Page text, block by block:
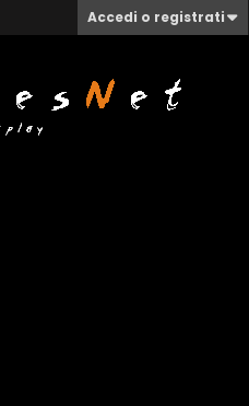
Accedi o registrati